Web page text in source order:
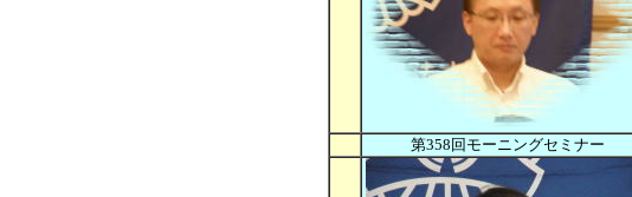
第358回モーニングセミナー